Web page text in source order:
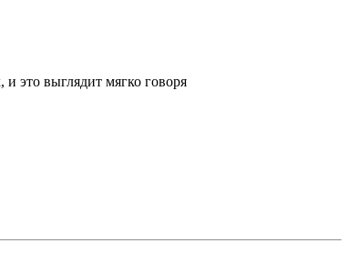
это выглядит мягко говоря